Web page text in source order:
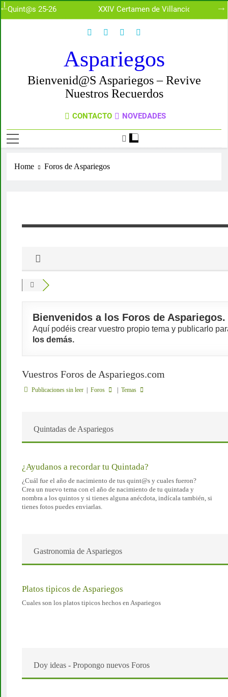
XXIV Certamen de Villancicos Espigas en
Aspariegos.
Aspariegos
Bienvenid@s Aspariegos – Revive
Nuestros Recuerdos
CONTACTO NOVEDADES
Home Foros de Aspariegos
Bienvenidos a los Foros de Aspariegos.
Aquí podéis crear vuestro propio tema y publicarlo
los demás.
Vuestros Foros de Aspariegos.com
Publicaciones sin leer Foros Temas
Quintadas de Aspariegos
¿Ayudanos a recordar tu Quintada?
¿Cuál fue el año de nacimiento de tus quint@s y cuales fueron?
Crea un nuevo tema con el año de nacimiento de tu quintada y
nombra a los quintos y si tienes alguna anécdota, indícala también, si
tienes fotos puedes enviarlas.
Gastronomia de Aspariegos
Platos tipicos de Aspariegos
Cuales son los platos tipicos hechos en Aspariegos
Doy ideas - Propongo nuevos Foros